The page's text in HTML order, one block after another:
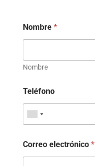
Nombre *
Nombre
Teléfono
Correo electrónico *